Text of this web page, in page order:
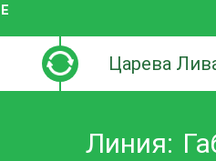
Търсачка
по
Линия: